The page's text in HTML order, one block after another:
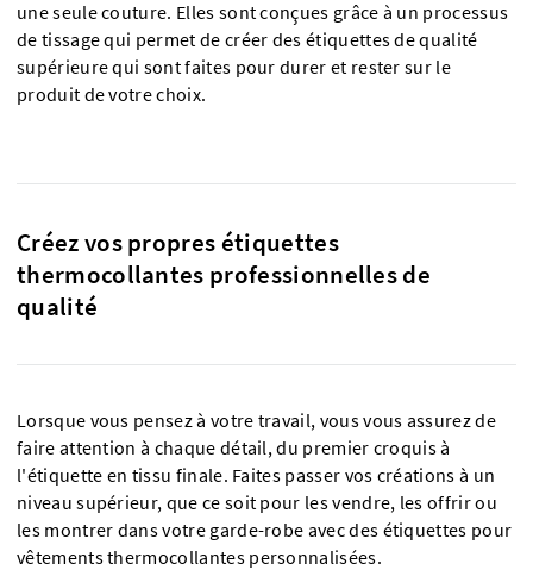
une seule couture. Elles sont conçues grâce à un processus
de tissage qui permet de créer des étiquettes de qualité
supérieure qui sont faites pour durer et rester sur le
produit de votre choix.
Créez vos propres étiquettes
thermocollantes professionnelles de
qualité
Lorsque vous pensez à votre travail, vous vous assurez de
faire attention à chaque détail, du premier croquis à
l'étiquette en tissu finale. Faites passer vos créations à un
niveau supérieur, que ce soit pour les vendre, les offrir ou
les montrer dans votre garde-robe avec des étiquettes pour
vêtements thermocollantes personnalisées.